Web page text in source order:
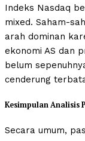
Indeks Nasdaq
mixed. Saham-
arah dominan
ekonomi AS dan
belum
cenderung
Kesimpulan Analisis
Secara umum,